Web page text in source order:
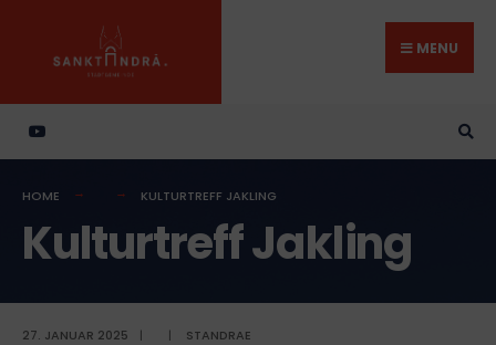
content
MENU
HOME KULTURTREFF JAKLING
Kulturtreff Jakling
27. JANUAR 2025 | | STANDRAE